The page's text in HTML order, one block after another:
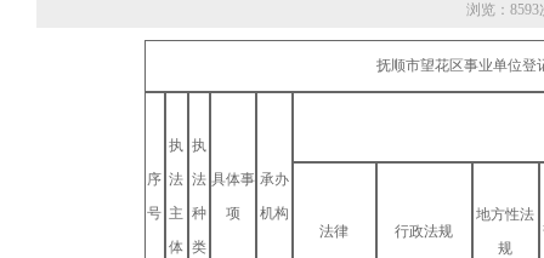
浏览：8593
抚顺市望花区事业单位登
序
号
执
法
主
体
执
法
种
类
具体事
项
承办
机构
法律
行政法规
地方性法
规